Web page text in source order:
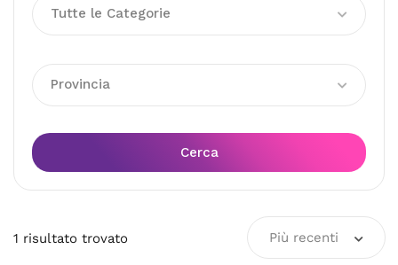
Tutte le Categorie
Provincia
Cerca
1 risultato trovato Più recenti